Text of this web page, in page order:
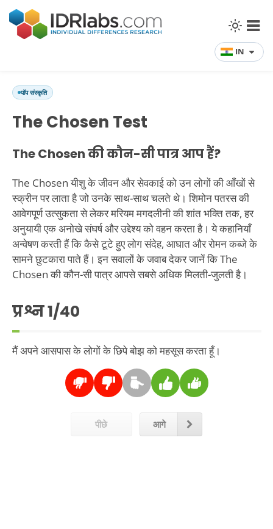
IN
पॉप संस्कृति
The Chosen Test
The Chosen की कौन-सी पात्र आप हैं?
The Chosen यीशु के जीवन और सेवकाई को उन लोगों की आँखों से
स्क्रीन पर लाता है जो उनके साथ-साथ चलते थे। शिमोन पतरस की
आवेगपूर्ण उत्सुकता से लेकर मरियम मगदलीनी की शांत भक्ति तक, हर
अनुयायी एक अनोखे संघर्ष और उद्देश्य को वहन करता है। ये कहानियाँ
अन्वेषण करती हैं कि कैसे टूटे हुए लोग संदेह, आघात और रोमन कब्जे के
सामने छुटकारा पाते हैं। इन सवालों के जवाब देकर जानें कि The
Chosen की कौन-सी पात्र आपसे सबसे अधिक मिलती-जुलती है।
प्रश्न1/40
मैं अपने आसपास के लोगों के छिपे बोझ को महसूस करता हूँ।
पीछे आगे